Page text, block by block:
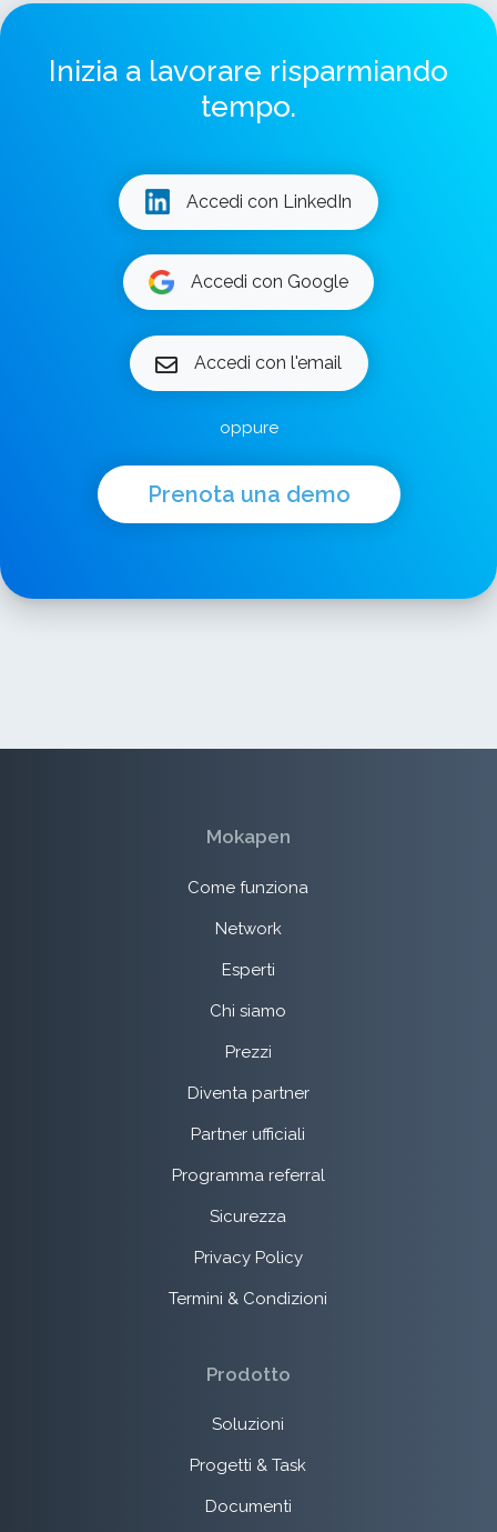
Inizia a lavorare risparmiando
tempo.
Accedi con LinkedIn
Accedi con Google
Accedi con l'email
oppure
Prenota una demo
Mokapen
Come funziona
Network
Esperti
Chi siamo
Prezzi
Diventa partner
Partner ufficiali
Programma referral
Sicurezza
Privacy Policy
Termini & Condizioni
Prodotto
Soluzioni
Progetti & Task
Documenti